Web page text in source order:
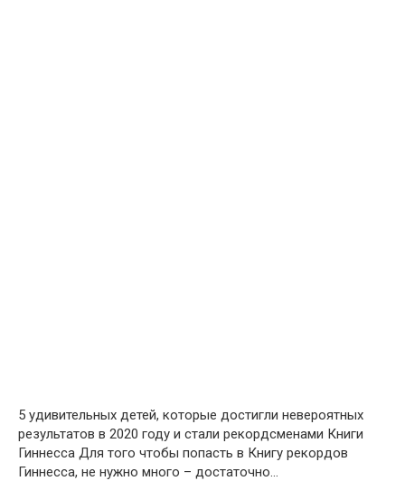
5 удивительных детей, которые достигли невероятных
результатов в 2020 году и стали рекордсменами Книги
Гиннесса Для того чтобы попасть в Книгу рекордов
Гиннесса, не нужно много – достаточно…